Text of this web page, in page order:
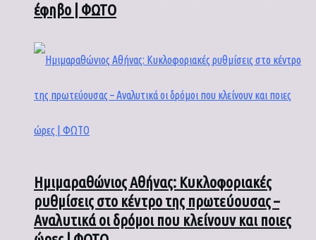
έφηβο | ΦΩΤΟ
Ημιμαραθώνιος Αθήνας: Κυκλοφοριακές
ρυθμίσεις στο κέντρο της πρωτεύουσας –
Αναλυτικά οι δρόμοι που κλείνουν και ποιες